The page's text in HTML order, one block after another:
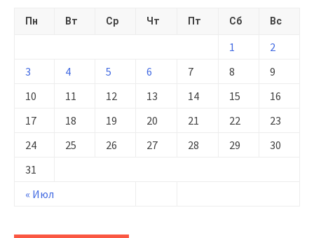
Пн Вт Ср Чт Пт Сб Вс
« Июл
1
2
3
4 5 6 7 8
9
10
11 12 13 14 15
16
17
18 19 20 21 22
23
24
25 26 27 28 29
30
31